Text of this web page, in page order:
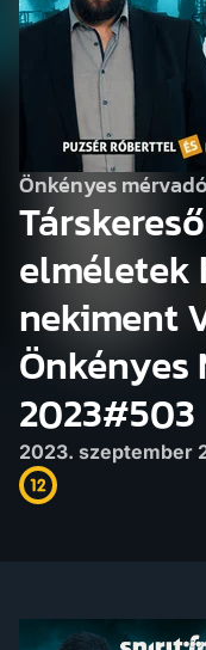
Önkényes mérvadó
elméletek
nekiment
Önkényes
2023#503
2023. szeptember